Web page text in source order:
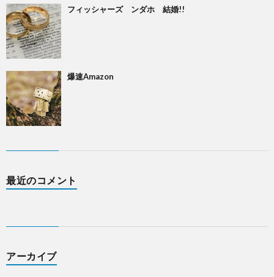
フィッシャーズ ンダホ 結婚!!
爆速Amazon
最近のコメント
アーカイブ